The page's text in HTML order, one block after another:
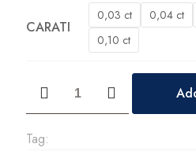
CARATI
0,03 ct 0,04 ct
0,10 ct
DonnaOro
Diamanti
quantità
Tag: